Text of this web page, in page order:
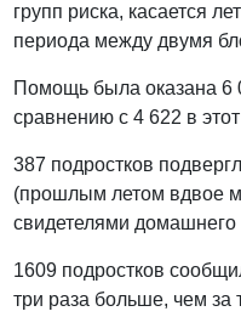
групп риска, касается
периода между двумя
Помощь была оказана 6
сравнению с 4 622 в
387 подростков
(прошлым летом вдвое
свидетелями домашнего
1609 подростков
три раза больше, чем за